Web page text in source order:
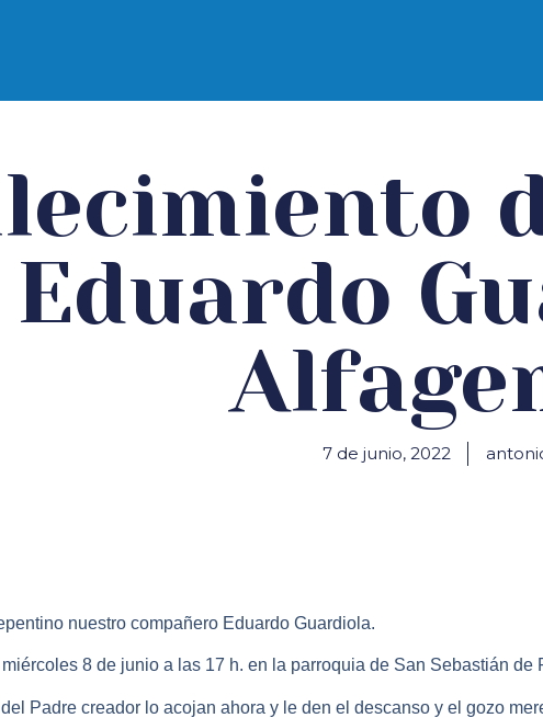
Eduardo
7 de junio, 2022
nuestro compañero Eduardo Guardiola.
8 de junio a las 17 h. en la parroquia de San Sebastián
Padre creador lo acojan ahora y le den el descanso y el gozo